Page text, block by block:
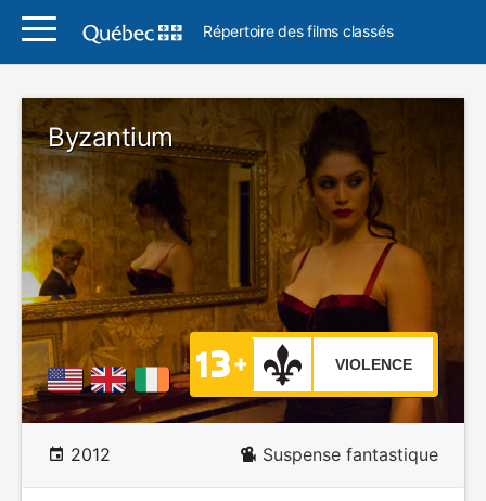
Répertoire des films classés
Byzantium
VIOLENCE
2012 Suspense fantastique